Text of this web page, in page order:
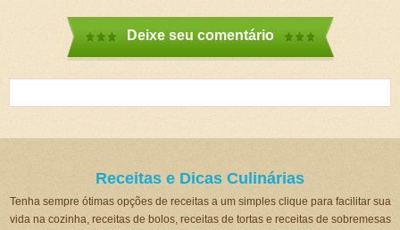
Deixe seu comentário
Receitas e Dicas Culinárias
Tenha sempre ótimas opções de receitas a um simples clique para facilitar sua
vida na cozinha, receitas de bolos, receitas de tortas e receitas de sobremesas